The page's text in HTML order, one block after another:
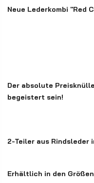
Neue Lederkombi "Red
Der absolute
begeistert sein!
2-Teiler aus Rindsleder
Erhältlich in den Größen